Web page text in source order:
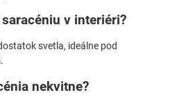
v interiéri?
svetla, ideálne pod
nekvitne?